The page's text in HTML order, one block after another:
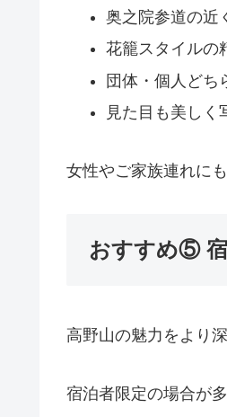
奥之院参道の近
花籠スタイルの
団体・個人どち
見た目も美しく
女性やご家族連れに
おすすめ⑤
高野山の魅力をより
宿泊者限定の場合が